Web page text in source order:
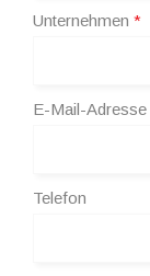
Unternehmen *
E-Mail-Adresse
Telefon